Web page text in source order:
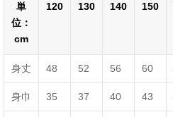
単
位：
cm
120 130 140 150
身丈 48 52 56 60
身巾 35 37 40 43